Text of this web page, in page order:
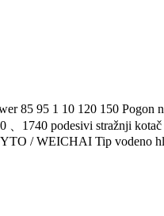
85 95 1 10 120 150
、1740 podesivi stražnji
/ WEICHAI Tip vodeno